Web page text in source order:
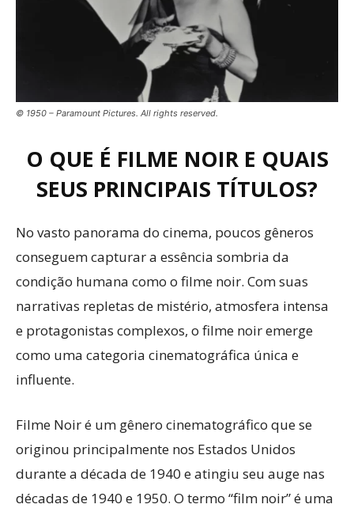
© 1950 – Paramount Pictures. All rights reserved.
O QUE É FILME NOIR E QUAIS
SEUS PRINCIPAIS TÍTULOS?
No vasto panorama do cinema, poucos gêneros
conseguem capturar a essência sombria da
condição humana como o filme noir. Com suas
narrativas repletas de mistério, atmosfera intensa
e protagonistas complexos, o filme noir emerge
como uma categoria cinematográfica única e
influente.
Filme Noir é um gênero cinematográfico que se
originou principalmente nos Estados Unidos
durante a década de 1940 e atingiu seu auge nas
décadas de 1940 e 1950. O termo “film noir” é uma